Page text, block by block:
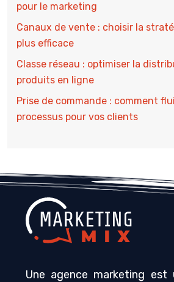
pour le marketing
Canaux de vente : choisir la
plus efficace
Classe réseau : optimiser la
produits en ligne
Prise de commande : comment
processus pour vos clients
Une agence marketing est